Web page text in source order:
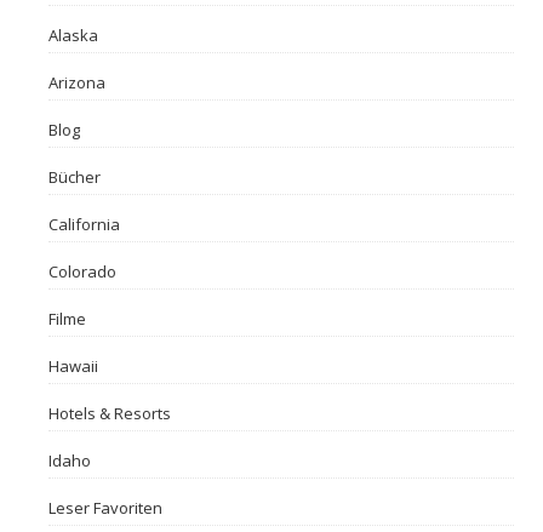
Alaska
Arizona
Blog
Bücher
California
Colorado
Filme
Hawaii
Hotels & Resorts
Idaho
Leser Favoriten